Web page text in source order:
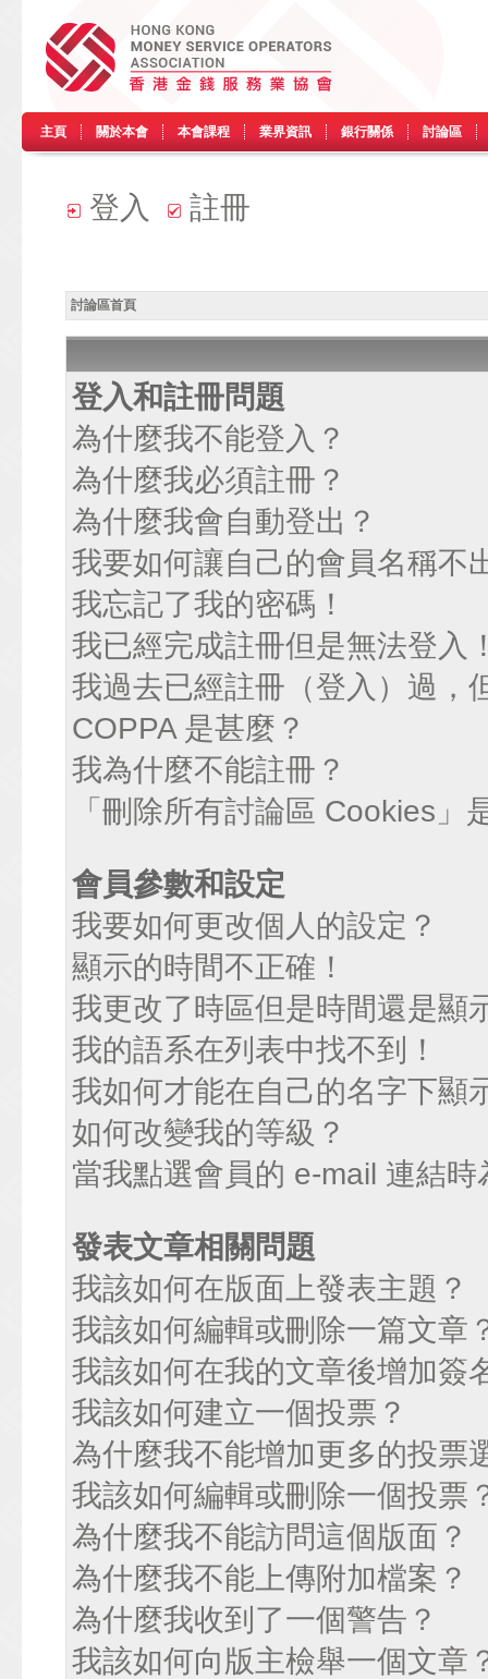
主頁 關於本會 本會課程 業界資訊 銀行關係 討論區
登入 註冊
討論區首頁
登入和註冊問題
為什麼我不能登入？
為什麼我必須註冊？
為什麼我會自動登出？
我要如何讓自己的會員名稱不
我忘記了我的密碼！
我已經完成註冊但是無法登入
我過去已經註冊（登入）過，
COPPA 是甚麼？
我為什麼不能註冊？
「刪除所有討論區 Cookies」
會員參數和設定
我要如何更改個人的設定？
顯示的時間不正確！
我更改了時區但是時間還是顯
我的語系在列表中找不到！
我如何才能在自己的名字下顯
如何改變我的等級？
當我點選會員的 e-mail 連結
發表文章相關問題
我該如何在版面上發表主題？
我該如何編輯或刪除一篇文章
我該如何在我的文章後增加簽
我該如何建立一個投票？
為什麼我不能增加更多的投票
我該如何編輯或刪除一個投票
為什麼我不能訪問這個版面？
為什麼我不能上傳附加檔案？
為什麼我收到了一個警告？
我該如何向版主檢舉一個文章